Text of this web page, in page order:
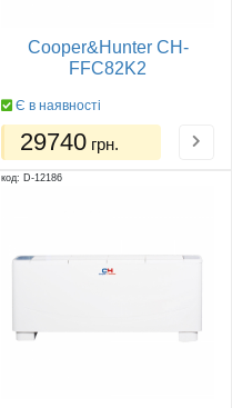
Cooper&Hunter CH-
FFC82K2
Є в наявності
29740 грн.
код: D-12186